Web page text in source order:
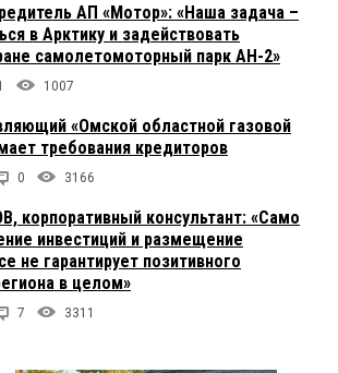
АП «Мотор»: «Наша задача –
в Арктику и задействовать
самолетомоторный парк АН-2»
1007
«Омской областной газовой
требования кредиторов
0 3166
корпоративный консультант: «Само
инвестиций и размещение
не гарантирует позитивного
в целом»
7 3311